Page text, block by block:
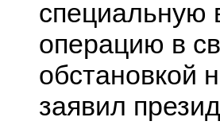
специальную
операцию в
обстановкой
заявил